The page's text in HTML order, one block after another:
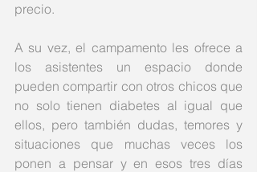
precio.
A su vez, el campamento les ofrece a
los asistentes un espacio donde
pueden compartir con otros chicos que
no solo tienen diabetes al igual que
ellos, pero también dudas, temores y
situaciones que muchas veces los
ponen a pensar y en esos tres días